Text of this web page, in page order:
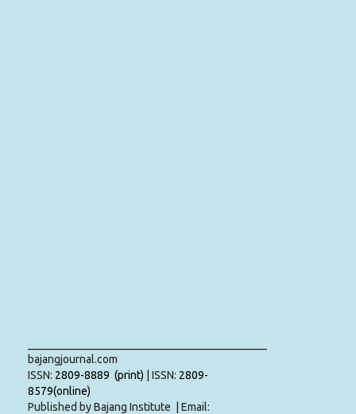
bajangjournal.com
ISSN: 2809-8889 (print) | ISSN: 2809-
8579(online)
Published by Bajang Institute | Email: